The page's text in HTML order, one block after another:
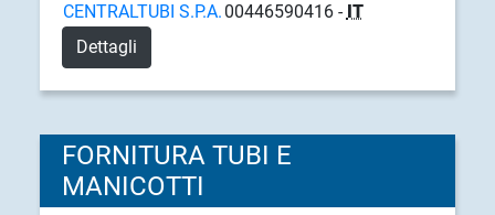
CENTRALTUBI S.P.A. 00446590416 - IT
Dettagli
FORNITURA TUBI E
MANICOTTI